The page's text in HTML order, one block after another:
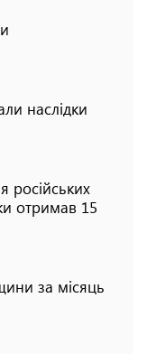
наслідки
російських
отримав 15
за місяць